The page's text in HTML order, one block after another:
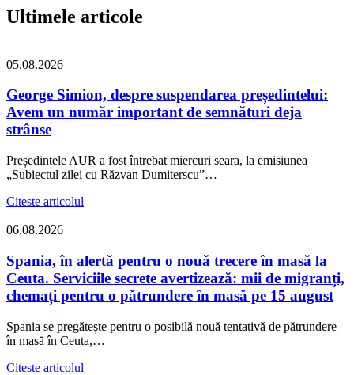
Ultimele articole
05.08.2026
George Simion, despre suspendarea președintelui:
Avem un număr important de semnături deja
strânse
Președintele AUR a fost întrebat miercuri seara, la emisiunea
„Subiectul zilei cu Răzvan Dumiterscu”…
Citeste articolul
06.08.2026
Spania, în alertă pentru o nouă trecere în masă la
Ceuta. Serviciile secrete avertizează: mii de migranți,
chemați pentru o pătrundere în masă pe 15 august
Spania se pregătește pentru o posibilă nouă tentativă de pătrundere
în masă în Ceuta,…
Citeste articolul